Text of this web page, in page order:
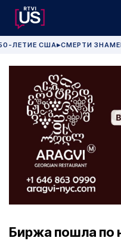
ЛЕТИЕ США▶СМЕРТИ
Биржа пошла по